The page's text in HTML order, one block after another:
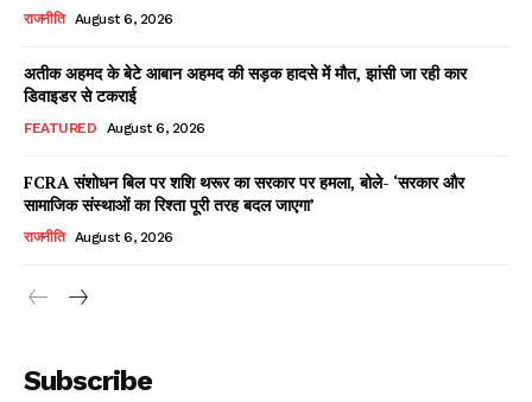
Facebook
X WhatsApp
Share
Read Latest News on AIN
राजनीति August 6, 2026
अतीक अहमद के बेटे आबान अहमद की सड़क हादसे में मौत, झांसी जा रही कार
डिवाइडर से टकराई
FEATURED August 6, 2026
FCRA संशोधन बिल पर शशि थरूर का सरकार पर हमला, बोले- ‘सरकार और
सामाजिक संस्थाओं का रिश्ता पूरी तरह बदल जाएगा’
राजनीति August 6, 2026
Subscribe